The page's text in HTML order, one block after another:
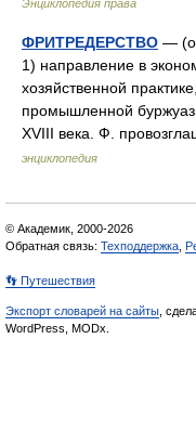
Энциклопедия права
ФРИТРЕДЕРСТВО —
1) направление в
хозяйственной
промышленной
XVIII века. Ф.
энциклопедия
© Академик, 2000-2026
Обратная связь: Техподдержка
👣 Путешествия
Экспорт словарей на сайты ,
WordPress, MODx.